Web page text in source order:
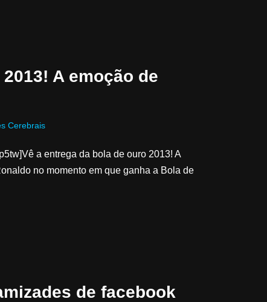
A emoção de
Cerebrais
a entrega da bola de ouro 2013! A
no momento em que ganha a Bola de
de facebook